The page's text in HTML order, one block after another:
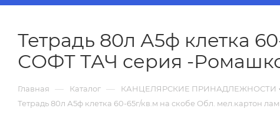
Тетрадь 80л А5ф клетка
СОФТ ТАЧ серия -
Главная — Каталог — КАНЦЕЛЯРСКИЕ ПРИНАДЛЕЖНОСТИ
Тетрадь 80л А5ф клетка 60-65г/кв.м на скобе Обл. мел.картон